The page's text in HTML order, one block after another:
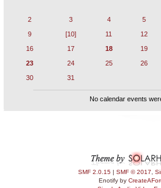
2
3 4 5
9
[10] 11 12
16
17 18 19
23
24 25 26
30
31
No calendar events
SMF 2.0.15 | SMF © 2017
Enotify by